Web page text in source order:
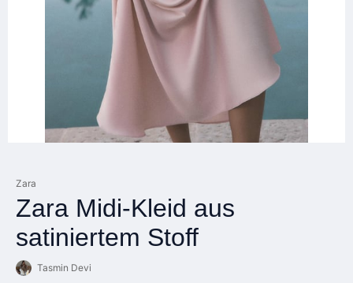
Zara
Zara Midi-Kleid aus
satiniertem Stoff
Tasmin Devi